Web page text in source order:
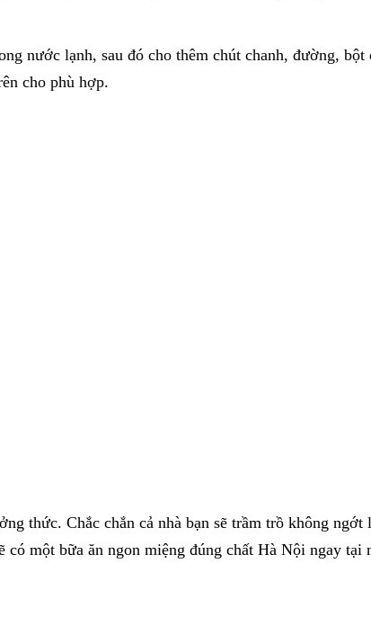
nước lạnh, sau đó cho thêm chút chanh, đường, bột
cho phù hợp.
thức. Chắc chắn cả nhà bạn sẽ trầm trồ không ngớt
một bữa ăn ngon miệng đúng chất Hà Nội ngay tại